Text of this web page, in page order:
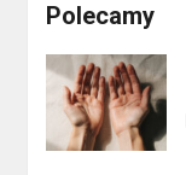
Polecamy